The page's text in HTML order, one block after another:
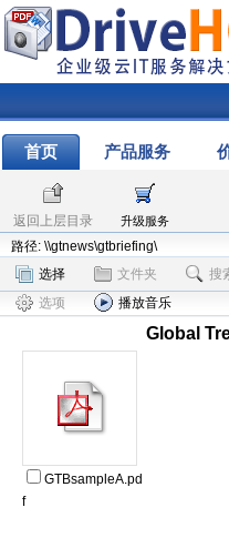
首页 产品服务
返回上层目录 升级服务
路径: \\gtnews\gtbriefing\
选择
文件夹 搜
选项
播放音乐
Global
GTBsampleA.pd
f